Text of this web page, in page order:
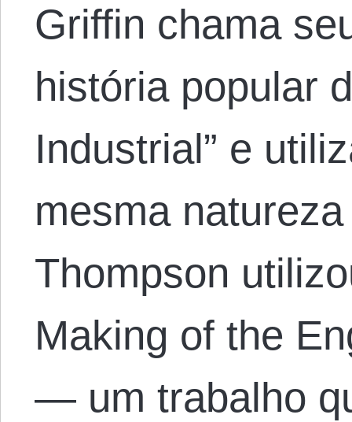
Griffin chama
história popular
Industrial” e
mesma
Thompson
Making of the
— um trabalho